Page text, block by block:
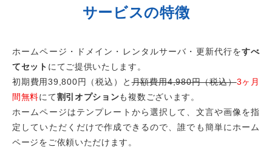
サービスの特徴
ホームページ・ドメイン・レンタルサーバ・更新代行をすべ
てセット にてご提供いたします。
初期費用39,800円（税込）と月額費用4,980円（税込）3ヶ月
間無料にて割引オプションも複数ございます。
ホームページはテンプレートから選択して、文言や画像を指
定していただくだけで作成できるので、誰でも簡単にホーム
ページをご依頼いただけます。